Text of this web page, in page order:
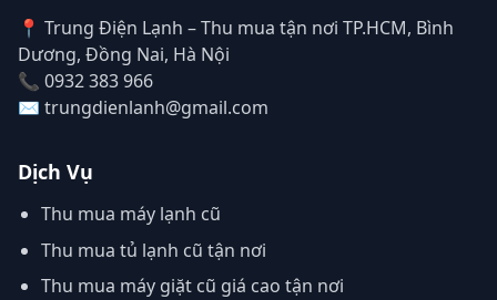
📍 Trung Điện Lạnh – Thu mua tận nơi TP.HCM, Bình
Dương, Đồng Nai, Hà Nội
📞 0932 383 966
✉️ trungdienlanh@gmail.com
Dịch Vụ
Thu mua máy lạnh cũ
Thu mua tủ lạnh cũ tận nơi
Thu mua máy giặt cũ giá cao tận nơi